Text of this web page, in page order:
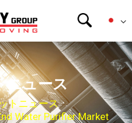
ニュース
トニュース
Water Purifier Market